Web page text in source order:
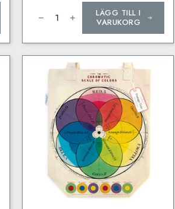
Bag
LÄGG TILL I
VARUKORG